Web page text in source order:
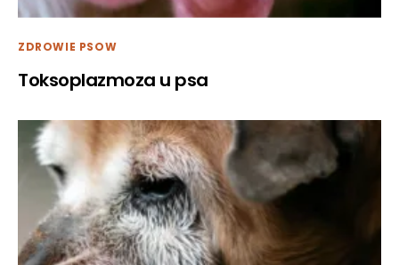
ZDROWIE PSOW
Toksoplazmoza u psa